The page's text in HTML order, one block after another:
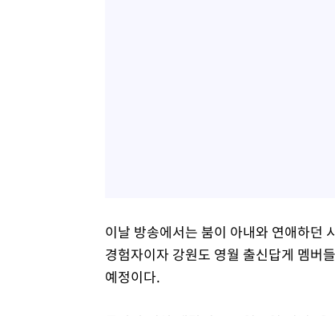
이날 방송에서는 붐이 아내와 연애하던
경험자이자 강원도 영월 출신답게 멤버
예정이다.